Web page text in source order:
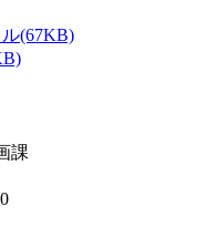
(67KB)
課